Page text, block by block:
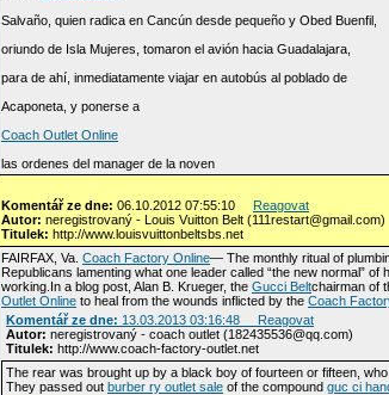
Salvaño, quien radica en Cancún desde pequeño y Obed Buenfil,
oriundo de Isla Mujeres, tomaron el avión hacia Guadalajara,
para de ahí, inmediatamente viajar en autobús al poblado de
Acaponeta, y ponerse a
Coach Outlet Online
las ordenes del manager de la noven
Komentář ze dne: 06.10.2012 07:55:10 Reagovat
Autor: neregistrovaný - Louis Vuitton Belt (111restart@gmail.com)
Titulek: http://www.louisvuittonbeltsbs.net
FAIRFAX, Va. Coach Factory Online— The monthly ritual of
Republicans lamenting what one leader called “the new normal”
working.In a blog post, Alan B. Krueger, the Gucci Beltchairman of
Outlet Online to heal from the wounds inflicted by the Coach
Komentář ze dne: 13.03.2013 03:16:48 Reagovat
Autor: neregistrovaný - coach outlet (182435536@qq.com)
Titulek: http://www.coach-factory-outlet.net
The rear was brought up by a black boy of fourteen or fifteen,
They passed out burber ry outlet sale of the compound guc ci